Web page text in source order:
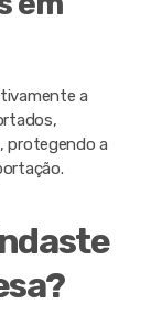
a
protegendo a